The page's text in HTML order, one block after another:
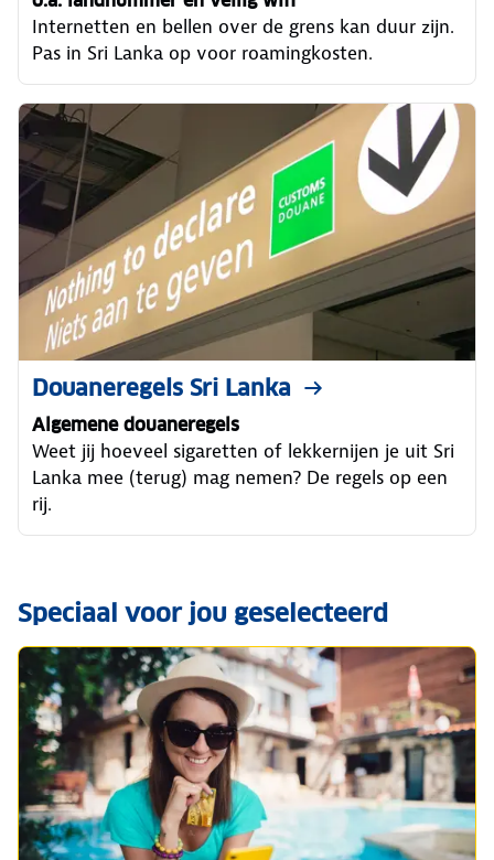
Internetten en bellen over de grens kan duur zijn.
Pas in Sri Lanka op voor roamingkosten.
Douaneregels Sri Lanka
Algemene douaneregels
Weet jij hoeveel sigaretten of lekkernijen je uit Sri
Lanka mee (terug) mag nemen? De regels op een
rij.
Speciaal voor jou geselecteerd